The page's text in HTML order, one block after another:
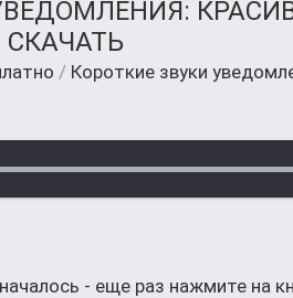
СКАЧАТЬ
/ Короткие звуки
- еще раз нажмите на